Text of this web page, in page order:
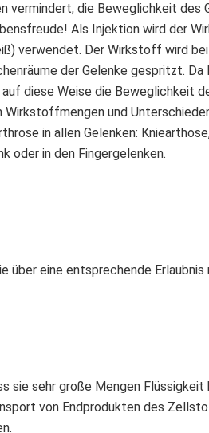
vermindert, die Beweglichkeit des
Als Injektion wird der
verwendet. Der Wirkstoff wird
der Gelenke gespritzt. Da
diese Weise die Beweglichkeit
und
in allen Gelenken:
oder in den Fingergelenken.
über eine entsprechende
sie sehr große Mengen
von Endprodukten des